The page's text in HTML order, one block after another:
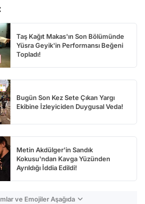
Taş Kağıt Makas'ın Son Bölümünde
Yüsra Geyik'in Performansı Beğeni
Topladı!
Bugün Son Kez Sete Çıkan Yargı
Ekibine İzleyiciden Duygusal Veda!
Metin Akdülger'in Sandık
Kokusu'ndan Kavga Yüzünden
Ayrıldığı İddia Edildi!
ve Emojiler Aşağıda